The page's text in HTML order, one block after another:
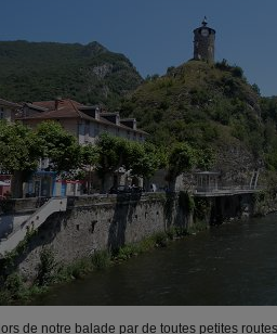
lors de notre balade par de toutes petites